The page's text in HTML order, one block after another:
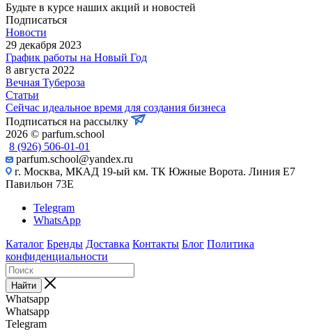
Будьте в курсе наших акций и новостей
Подписаться
Новости
29 декабря 2023
График работы на Новый Год
8 августа 2022
Вечная Тубероза
Статьи
Сейчас идеальное время для создания бизнеса
Подписаться на рассылку
2026 © parfum.school
8 (926) 506-01-01
parfum.school@yandex.ru
г. Москва, МКАД 19-ый км. ТК Южные Ворота. Линия Е7
Павильон 73Е
Telegram
WhatsApp
Каталог Бренды Доставка Контакты Блог Политика
конфиденциальности
Найти
Whatsapp
Whatsapp
Telegram